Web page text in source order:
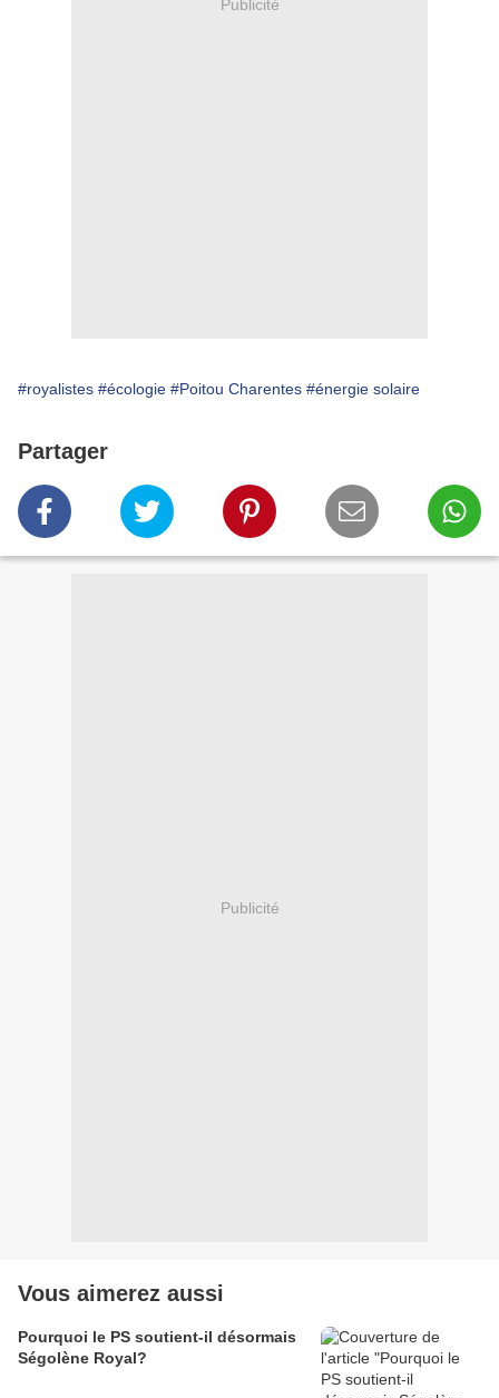
Publicité
#royalistes #écologie #Poitou Charentes #énergie solaire
Partager
Publicité
Vous aimerez aussi
Pourquoi le PS soutient-il désormais
Ségolène Royal?